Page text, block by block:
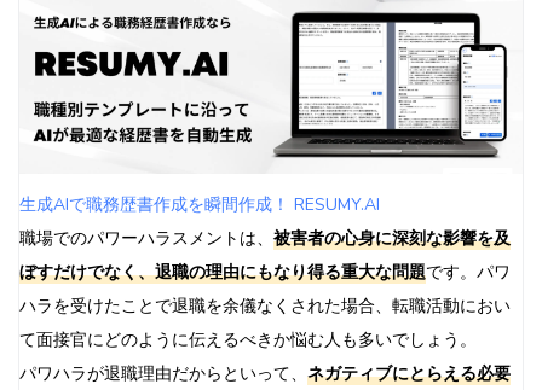
生成AIで職務歴書作成を瞬間作成！ RESUMY.AI
職場でのパワーハラスメントは、 被害者の心身に深刻な影響を及
ぼすだけでなく、退職の理由にもなり得る重大な問題です。パワ
ハラを受けたことで退職を余儀なくされた場合、転職活動におい
て面接官にどのように伝えるべきか悩む人も多いでしょう。
パワハラが退職理由だからといって、 ネガティブにとらえる必要